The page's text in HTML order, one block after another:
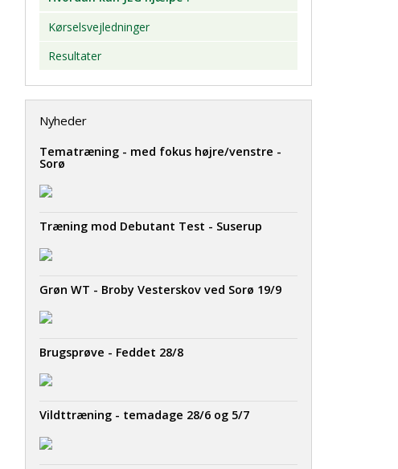
Kørselsvejledninger
Resultater
Nyheder
Tematræning - med fokus højre/venstre -
Sorø
Træning mod Debutant Test - Suserup
Grøn WT - Broby Vesterskov ved Sorø 19/9
Brugsprøve - Feddet 28/8
Vildttræning - temadage 28/6 og 5/7